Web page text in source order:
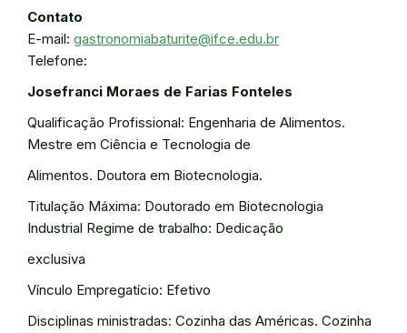
Contato
E-mail: gastronomiabaturite@ifce.edu.br
Telefone:
Josefranci Moraes de Farias Fonteles
Qualificação Profissional: Engenharia de Alimentos.
Mestre em Ciência e Tecnologia de
Alimentos. Doutora em Biotecnologia.
Titulação Máxima: Doutorado em Biotecnologia
Industrial Regime de trabalho: Dedicação
exclusiva
Vínculo Empregatício: Efetivo
Disciplinas ministradas: Cozinha das Américas. Cozinha